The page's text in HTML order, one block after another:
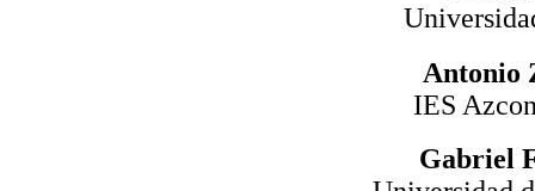
Antonio
IES
Gabriel